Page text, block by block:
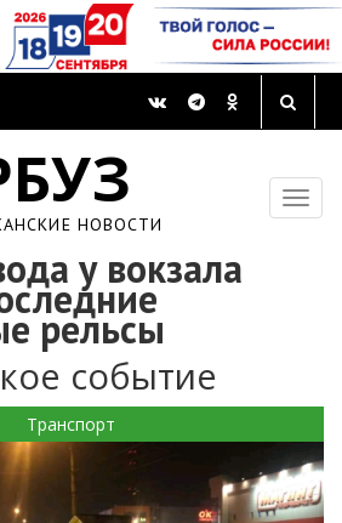
НОВОСТИ
у вокзала
рельсы
событие
Транспорт